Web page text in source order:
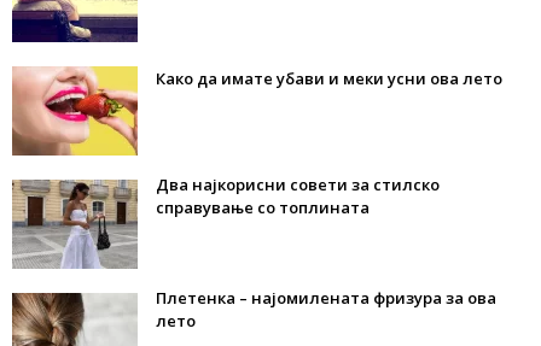
Како да имате убави и меки усни ова лето
Два најкорисни совети за стилско
справување со топлината
Плетенка – најомилената фризура за ова
лето